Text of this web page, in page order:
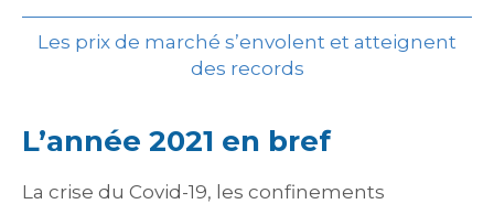
Les prix de marché s’envolent et atteignent
des records
L’année 2021 en bref
La crise du Covid-19, les confinements